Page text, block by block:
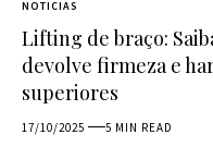
NOTICIAS
Lifting de braço:
devolve firmeza e
superiores
17/10/2025 5 MIN READ